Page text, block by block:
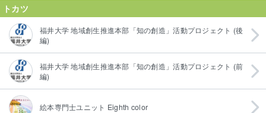
トカツ
福井大学 地域創生推進本部「知の創造」活動プロジェクト (後
編)
福井大学 地域創生推進本部「知の創造」活動プロジェクト (前
編)
絵本専門士ユニット Eighth color